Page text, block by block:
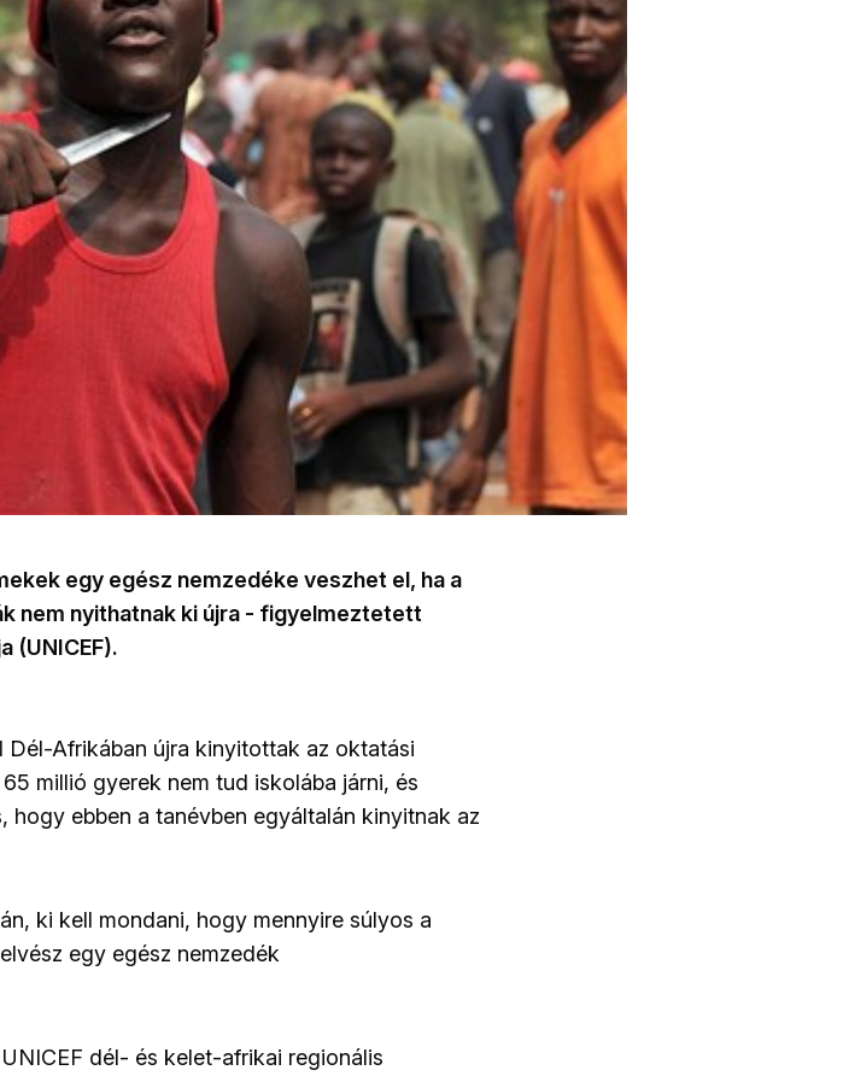
egy egész nemzedéke veszhet el, ha a
nem nyithatnak ki újra - figyelmeztetett
(UNICEF).
Dél-Afrikában újra kinyitottak az oktatási
millió gyerek nem tud iskolába járni, és
hogy ebben a tanévben egyáltalán kinyitnak az
ki kell mondani, hogy mennyire súlyos a
egy egész nemzedék
dél- és kelet-afrikai regionális